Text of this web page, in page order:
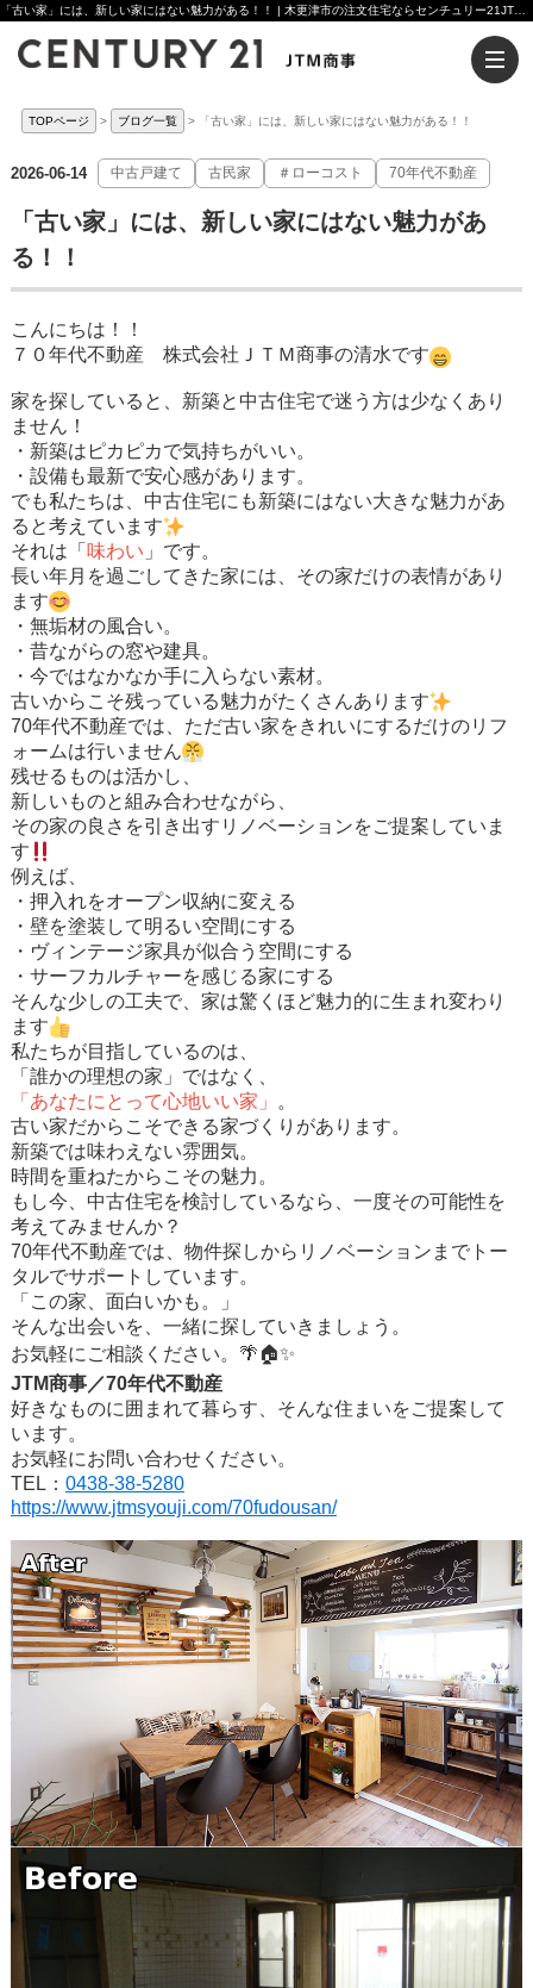
TOPページ ブログ一覧 「古い家」には、新しい家にはない魅力がある！！
2026-06-14 中古戸建て 古民家 ＃ローコスト 70年代不動産
「古い家」には、新しい家にはない魅力があ
る！！
こんにちは！！
７０年代不動産 株式会社ＪＴＭ商事の清水です
家を探していると、新築と中古住宅で迷う方は少なくあり
ません！
・新築はピカピカで気持ちがいい。
・設備も最新で安心感があります。
でも私たちは、中古住宅にも新築にはない大きな魅力があ
ると考えています
それは「 味わい 」です。
長い年月を過ごしてきた家には、その家だけの表情があり
ます
・無垢材の風合い。
・昔ながらの窓や建具。
・今ではなかなか手に入らない素材。
古いからこそ残っている魅力がたくさんあります
70年代不動産では、ただ古い家をきれいにするだけのリフ
ォームは行いません
残せるものは活かし、
新しいものと組み合わせながら、
その家の良さを引き出すリノベーションをご提案していま
す
例えば、
・押入れをオープン収納に変える
・壁を塗装して明るい空間にする
・ヴィンテージ家具が似合う空間にする
・サーフカルチャーを感じる家にする
そんな少しの工夫で、家は驚くほど魅力的に生まれ変わり
ます
私たちが目指しているのは、
「誰かの理想の家」ではなく、
「あなたにとって心地いい家」
。
古い家だからこそできる家づくりがあります。
新築では味わえない雰囲気。
時間を重ねたからこその魅力。
もし今、中古住宅を検討しているなら、一度その可能性を
考えてみませんか？
70年代不動産では、物件探しからリノベーションまでトー
タルでサポートしています。
「この家、面白いかも。」
そんな出会いを、一緒に探していきましょう。
お気軽にご相談ください。🌴🏠✨
JTM商事／70年代不動産
好きなものに囲まれて暮らす、そんな住まいをご提案して
います。
お気軽にお問い合わせください。
TEL： 0438-38-5280
https://www.jtmsyouji.com/70fudousan/